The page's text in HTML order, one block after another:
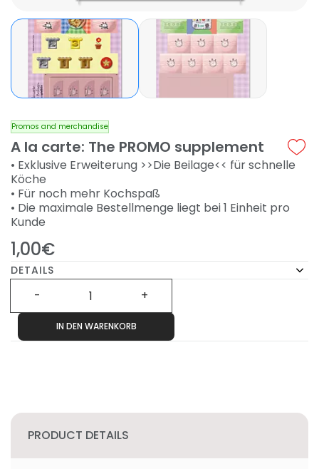
Promos and merchandise
A la carte: The PROMO supplement
• Exklusive Erweiterung >>Die Beilage<< für schnelle
Köche
• Für noch mehr Kochspaß
• Die maximale Bestellmenge liegt bei 1 Einheit pro
Kunde
1,00€
DETAILS
IN DEN WARENKORB
PRODUCT DETAILS